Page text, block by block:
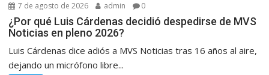
7 de agosto de 2026 admin 0
¿Por qué Luis Cárdenas decidió despedirse de MVS
Noticias en pleno 2026?
Luis Cárdenas dice adiós a MVS Noticias tras 16 años al aire,
dejando un micrófono libre...